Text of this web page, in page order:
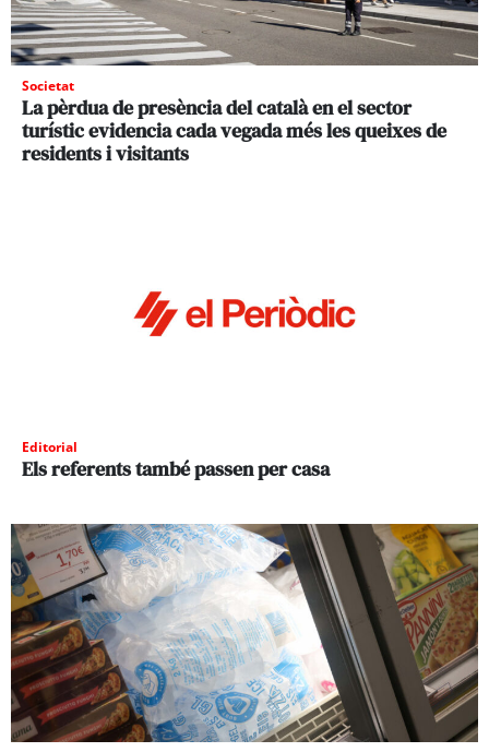
Societat
La pèrdua de presència del català en el sector
turístic evidencia cada vegada més les queixes de
residents i visitants
Editorial
Els referents també passen per casa